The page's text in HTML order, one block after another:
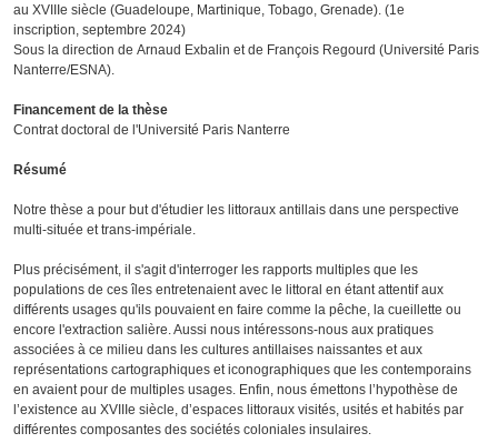
au XVIIIe siècle (Guadeloupe, Martinique, Tobago, Grenade). (1e
inscription, septembre 2024)
Sous la direction de Arnaud Exbalin et de François Regourd (Université Paris
Nanterre/ESNA).
Financement de la thèse
Contrat doctoral de l'Université Paris Nanterre
Résumé
Notre thèse a pour but d'étudier les littoraux antillais dans une perspective
multi-située et trans-impériale.
Plus précisément, il s'agit d'interroger les rapports multiples que les
populations de ces îles entretenaient avec le littoral en étant attentif aux
différents usages qu'ils pouvaient en faire comme la pêche, la cueillette ou
encore l'extraction salière. Aussi nous intéressons-nous aux pratiques
associées à ce milieu dans les cultures antillaises naissantes et aux
représentations cartographiques et iconographiques que les contemporains
en avaient pour de multiples usages. Enfin, nous émettons l’hypothèse de
l’existence au XVIIIe siècle, d’espaces littoraux visités, usités et habités par
différentes composantes des sociétés coloniales insulaires.